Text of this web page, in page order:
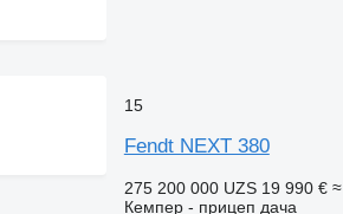
15
Fendt NEXT 380
275 200 000 UZS 19 990 €
Кемпер - прицеп дача